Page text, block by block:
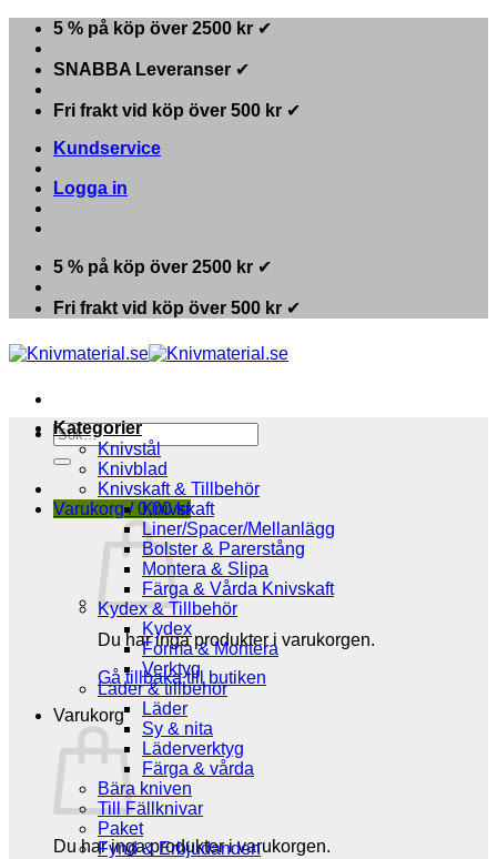
Skip
content
5 % på köp över 2500 kr ✔
SNABBA Leveranser ✔
Fri frakt vid köp över 500 kr ✔
Kundservice
Logga in
5 % på köp över 2500 kr ✔
Fri frakt vid köp över 500 kr ✔
Sök
efter:
Varukorg /0,00kr
Du har inga produkter i varukorgen.
Gå tillbaka till butiken
Varukorg
Du har inga produkter i varukorgen.
Kategorier
Knivstål
Knivblad
Knivskaft & Tillbehör
Knivskaft
Liner/Spacer/Mellanlägg
Bolster & Parerstång
Montera & Slipa
Färga & Vårda Knivskaft
Kydex & Tillbehör
Kydex
Forma & Montera
Verktyg
Läder & tillbehör
Läder
Sy & nita
Läderverktyg
Färga & vårda
Bära kniven
Till Fällknivar
Paket
Fynd & Erbjudanden